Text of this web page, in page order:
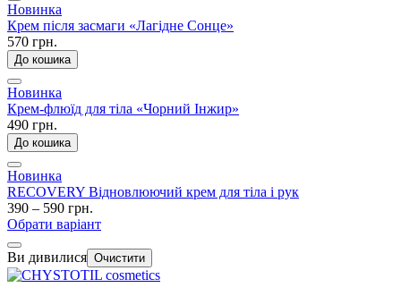
Новинка
Крем після засмаги «Лагідне Сонце»
570 грн.
До кошика
Новинка
Крем-флюїд для тіла «Чорний Інжир»
490 грн.
До кошика
Новинка
RECOVERY Відновлюючий крем для тіла і рук
390 – 590 грн.
Обрати варіант
Ви дивилися Очистити